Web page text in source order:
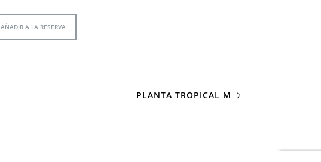
AÑADIR A LA RESERVA
PLANTA TROPICAL M